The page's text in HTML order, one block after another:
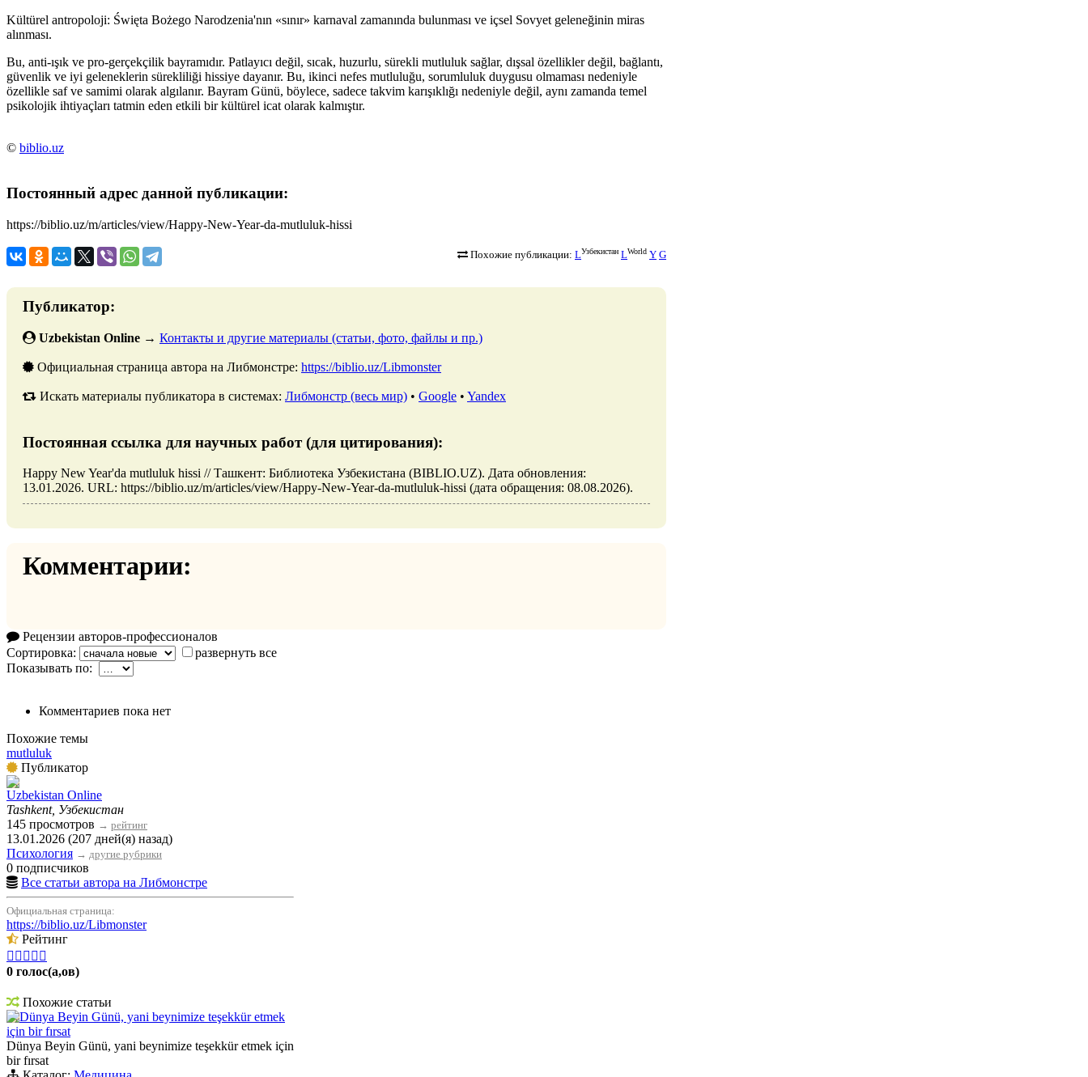
Kültürel antropoloji: Święta Bożego Narodzenia'nın «sınır» karnaval zamanında bulunması ve içsel Sovyet geleneğinin miras
alınması.
Bu, anti-ışık ve pro-gerçekçilik bayramıdır. Patlayıcı değil, sıcak, huzurlu, sürekli mutluluk sağlar, dışsal özellikler değil, bağlantı,
güvenlik ve iyi geleneklerin sürekliliği hissiye dayanır. Bu, ikinci nefes mutluluğu, sorumluluk duygusu olmaması nedeniyle
özellikle saf ve samimi olarak algılanır. Bayram Günü, böylece, sadece takvim karışıklığı nedeniyle değil, aynı zamanda temel
psikolojik ihtiyaçları tatmin eden etkili bir kültürel icat olarak kalmıştır.
© biblio.uz
Постоянный адрес данной публикации:
https://biblio.uz/m/articles/view/Happy-New-Year-da-mutluluk-hissi
Похожие публикации: LУзбекистан LWorld Y G
Публикатор:
Uzbekistan Online → Контакты и другие материалы (статьи, фото, файлы и пр.)
Официальная страница автора на Либмонстре: https://biblio.uz/Libmonster
Искать материалы публикатора в системах: Либмонстр (весь мир) • Google • Yandex
Постоянная ссылка для научных работ (для цитирования):
Happy New Year'da mutluluk hissi // Ташкент: Библиотека Узбекистана (BIBLIO.UZ). Дата обновления:
13.01.2026. URL: https://biblio.uz/m/articles/view/Happy-New-Year-da-mutluluk-hissi (дата обращения: 08.08.2026).
Комментарии:
Рецензии авторов-профессионалов
Сортировка:
развернуть все
Показывать по:
Комментариев пока нет
Похожие темы
mutluluk
Публикатор
Uzbekistan Online
Tashkent, Узбекистан
145 просмотров → рейтинг
13.01.2026 (207 дней(я) назад)
Психология → другие рубрики
0 подписчиков
Все статьи автора на Либмонстре
Официальная страница:
https://biblio.uz/Libmonster
Рейтинг
    
0 голос(а,ов)
Похожие статьи
Dünya Beyin Günü, yani beynimize teşekkür etmek
için bir fırsat
Dünya Beyin Günü, yani beynimize teşekkür etmek için
bir fırsat